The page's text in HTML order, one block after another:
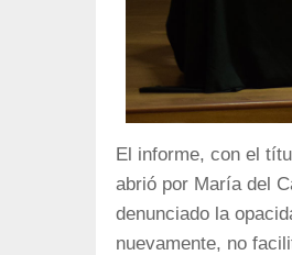
El informe, con el
abrió por María del
denunciado la
nuevamente, no